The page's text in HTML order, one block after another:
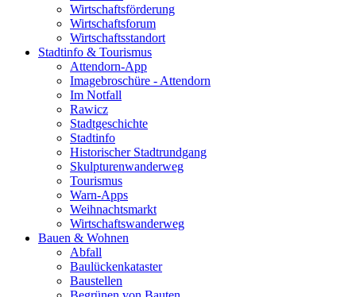
Wirtschaftsförderung
Wirtschaftsforum
Wirtschaftsstandort
Stadtinfo & Tourismus
Attendorn-App
Imagebroschüre - Attendorn
Im Notfall
Rawicz
Stadtgeschichte
Stadtinfo
Historischer Stadtrundgang
Skulpturenwanderweg
Tourismus
Warn-Apps
Weihnachtsmarkt
Wirtschaftswanderweg
Bauen & Wohnen
Abfall
Baulückenkataster
Baustellen